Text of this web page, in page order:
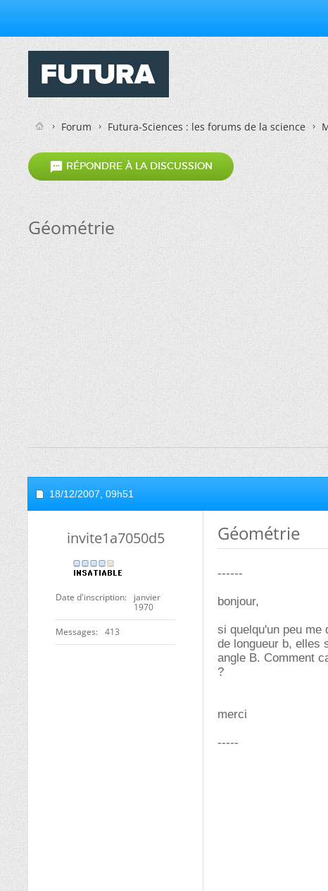
Forum Futura-Sciences : les forums de la science
 RÉPONDRE À LA DISCUSSION
Géométrie
18/12/2007, 09h51
invite1a7050d5
Date d'inscription
janvier
1970
Messages 413
Géométrie
------
bonjour,
si quelqu'un peu me
de longueur b, elles
angle B. Comment
?
merci
-----